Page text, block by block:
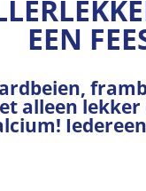
EEN
alleen